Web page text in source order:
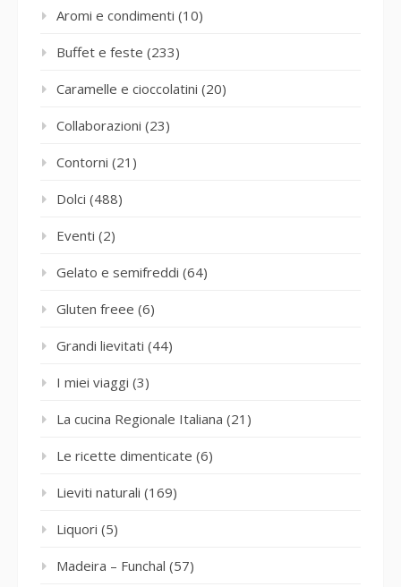
Aromi e condimenti (10)
Buffet e feste (233)
Caramelle e cioccolatini (20)
Collaborazioni (23)
Contorni (21)
Dolci (488)
Eventi (2)
Gelato e semifreddi (64)
Gluten freee (6)
Grandi lievitati (44)
I miei viaggi (3)
La cucina Regionale Italiana (21)
Le ricette dimenticate (6)
Lieviti naturali (169)
Liquori (5)
Madeira – Funchal (57)